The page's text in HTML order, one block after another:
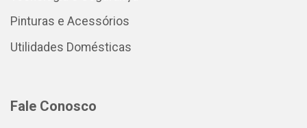
Pinturas e Acessórios
Utilidades Domésticas
Fale Conosco